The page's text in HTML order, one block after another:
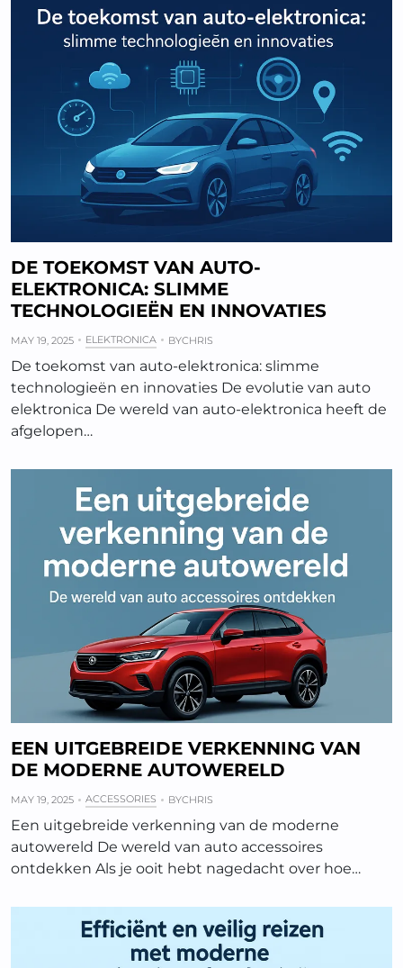
DE TOEKOMST VAN AUTO-
ELEKTRONICA: SLIMME
TECHNOLOGIEËN EN INNOVATIES
MAY 19, 2025 ELEKTRONICA BYCHRIS
De toekomst van auto-elektronica: slimme
technologieën en innovaties De evolutie van auto
elektronica De wereld van auto-elektronica heeft de
afgelopen…
EEN UITGEBREIDE VERKENNING VAN
DE MODERNE AUTOWERELD
MAY 19, 2025 ACCESSORIES BYCHRIS
Een uitgebreide verkenning van de moderne
autowereld De wereld van auto accessoires
ontdekken Als je ooit hebt nagedacht over hoe…